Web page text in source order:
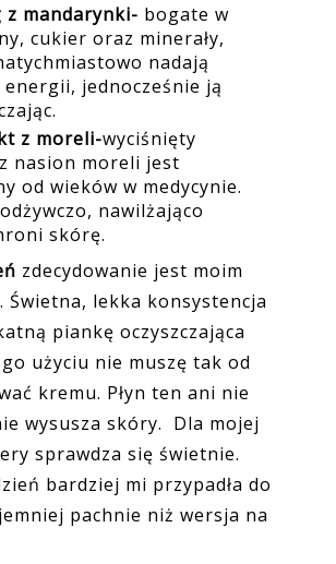
z mandarynki- bogate w
cukier oraz minerały,
nadają
jednocześnie ją
z moreli-wyciśnięty
nasion moreli jest
od wieków w medycynie.
nawilżająco
skórę.
zdecydowanie jest moim
Świetna, lekka konsystencja
piankę oczyszczająca
użyciu nie muszę tak od
kremu. Płyn ten ani nie
wysusza skóry. Dla mojej
sprawdza się świetnie.
bardziej mi przypadła do
pachnie niż wersja na